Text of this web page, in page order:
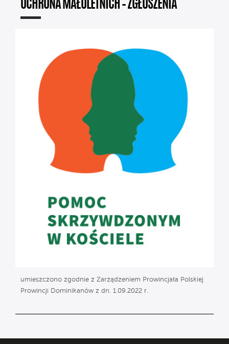
OCHRONA MAŁOLETNICH – ZGŁOSZENIA
umieszczono zgodnie z Zarządzeniem Prowincjała Polskiej
Prowincji Dominikanów z dn. 1.09.2022 r.